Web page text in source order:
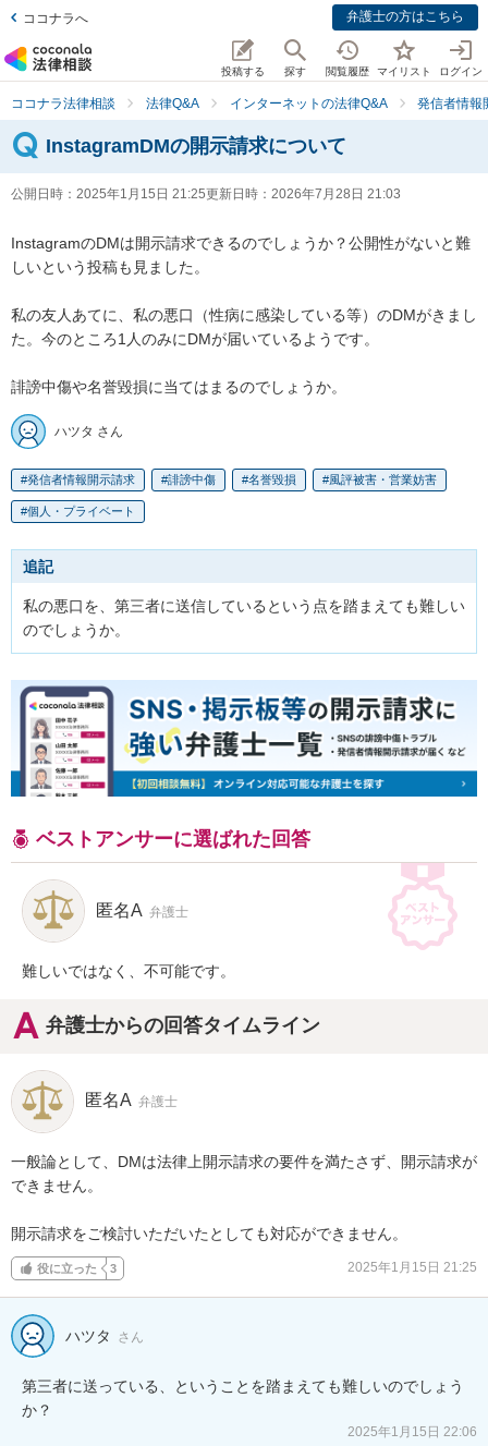
ココナラへ 弁護士の方はこちら
投稿する 探す 閲覧履歴 マイリスト ログイン
ココナラ法律相談 法律Q&A インターネットの法律Q&A 発信者情報
InstagramDMの開示請求について
公開日時： 2025年1月15日 21:25更新日時： 2026年7月28日 21:03
InstagramのDMは開示請求できるのでしょうか？公開性がないと難
しいという投稿も見ました。
私の友人あてに、私の悪口（性病に感染している等）のDMがきまし
た。今のところ1人のみにDMが届いているようです。
誹謗中傷や名誉毀損に当てはまるのでしょうか。
ハツタ さん
発信者情報開示請求 誹謗中傷 名誉毀損 風評被害・営業妨害
個人・プライベート
追記
私の悪口を、第三者に送信しているという点を踏まえても難しい
のでしょうか。
ベストアンサーに選ばれた回答
匿名A 弁護士
難しいではなく、不可能です。
弁護士からの回答タイムライン
匿名A 弁護士
一般論として、DMは法律上開示請求の要件を満たさず、開示請求が
できません。
開示請求をご検討いただいたとしても対応ができません。
役に立った 3 2025年1月15日 21:25
ハツタ さん
第三者に送っている、ということを踏まえても難しいのでしょう
か？
2025年1月15日 22:06